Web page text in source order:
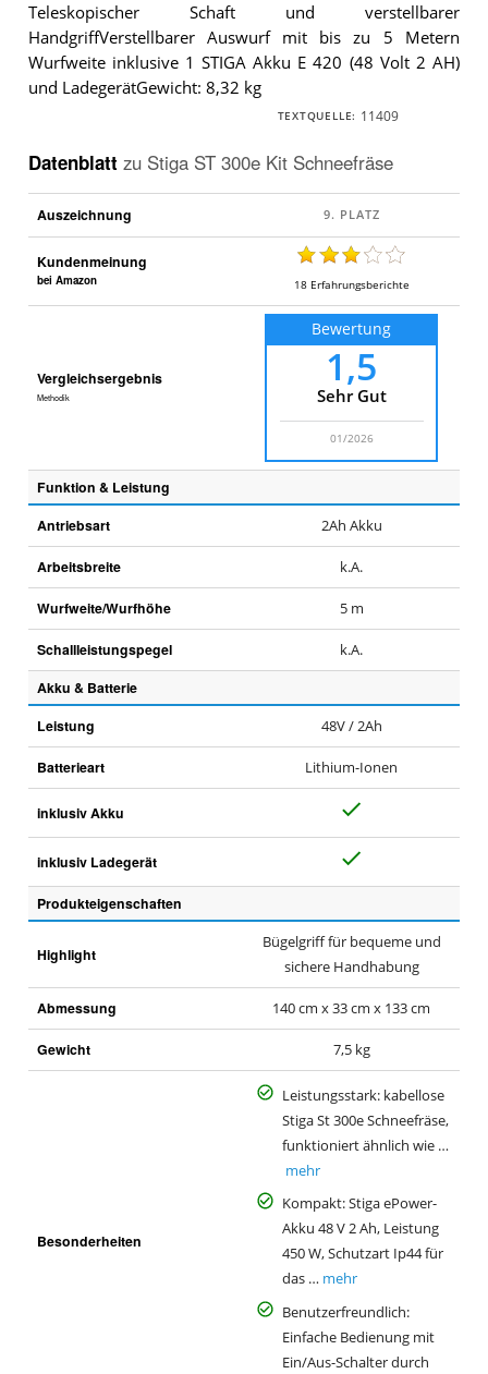
Teleskopischer Schaft und verstellbarer
HandgriffVerstellbarer Auswurf mit bis zu 5 Metern
Wurfweite inklusive 1 STIGA Akku E 420 (48 Volt 2 AH)
und LadegerätGewicht: 8,32 kg
TEXTQUELLE: 11409
Datenblatt zu Stiga ST 300e Kit Schneefräse
Auszeichnung
Kundenmeinung
bei Amazon 18 Erfahrungsberichte
Vergleichsergebnis
Methodik
Bewertung
1,5
Sehr Gut
01/2026
Funktion & Leistung
Antriebsart
2Ah Akku
Arbeitsbreite k.A.
Wurfweite/Wurfhöhe 5 m
Schallleistungspegel k.A.
Akku & Batterie
Leistung
48V / 2Ah
Batterieart Lithium-Ionen
inklusiv Akku
a
inklusiv Ladegerät
a
Produkteigenschaften
Highlight
Bügelgriff für bequeme und
sichere Handhabung
Abmessung 140 cm x 33 cm x 133 cm
Gewicht 7,5 kg
Besonderheiten
Leistungsstark: kabellose
Stiga St 300e Schneefräse,
funktioniert ähnlich wie …
mehr
Kompakt: Stiga ePower-
Akku 48 V 2 Ah, Leistung
450 W, Schutzart Ip44 für
das … mehr
Benutzerfreundlich:
Einfache Bedienung mit
Ein/Aus-Schalter durch